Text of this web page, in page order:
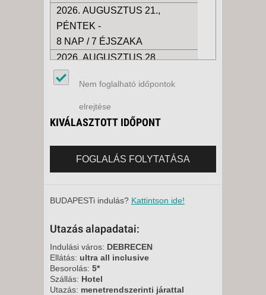
2026. AUGUSZTUS 21.,
PÉNTEK -
8 NAP / 7 ÉJSZAKA
2026. AUGUSZTUS 28.,
PÉNTEK -
15 NAP / 14 ÉJSZAKA
2026. AUGUSZTUS 28.,
PÉNTEK -
2026. SZEPTEMBER 04.,
2026. SZEPTEMBER 04.,
15 NAP / 14 ÉJSZAKA
2026. SZEPTEMBER 11.,
PÉNTEK -
8 NAP / 7 ÉJSZAKA
Nem foglalható időpontok
elrejtése
KIVÁLASZTOTT IDŐPONT
FOGLALÁS FOLYTATÁSA
BUDAPESTi indulás? Kattintson ide!
Utazás alapadatai:
Indulási város: DEBRECEN
Ellátás: ultra all inclusive
Besorolás: 5*
Szállás: Hotel
Utazás: menetrendszerinti járattal